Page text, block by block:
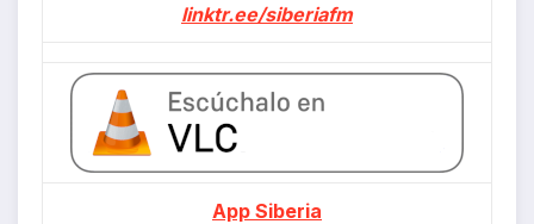
linktr.ee/siberiafm
App Siberia